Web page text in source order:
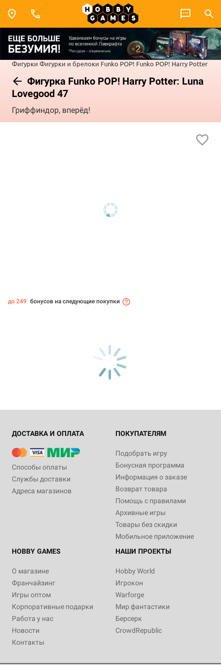
Фигурки Фигурки и брелоки Funko POP! Funko POP! Harry Potter
Фигурка Funko POP! Harry Potter: Luna
Lovegood 47
Гриффиндор, вперёд!
до 249 бонусов на следующие покупки
ДОСТАВКА И ОПЛАТА
Способы оплаты
Службы доставки
Адреса магазинов
ПОКУПАТЕЛЯМ
Подобрать игру
Бонусная программа
Информация о заказе
Возврат товара
Помощь с правилами
Архивные игры
Товары без скидки
Мобильное приложение
HOBBY GAMES
О магазине
Франчайзинг
Игры оптом
Корпоративные подарки
Работа у нас
Новости
Контакты
НАШИ ПРОЕКТЫ
Hobby World
Игрокон
Warforge
Мир фантастики
Берсерк
CrowdRepublic